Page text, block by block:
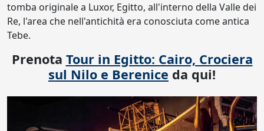
tomba originale a Luxor, Egitto, all'interno della Valle dei
Re, l'area che nell'antichità era conosciuta come antica
Tebe.
Prenota Tour in Egitto: Cairo, Crociera
sul Nilo e Berenice da qui!